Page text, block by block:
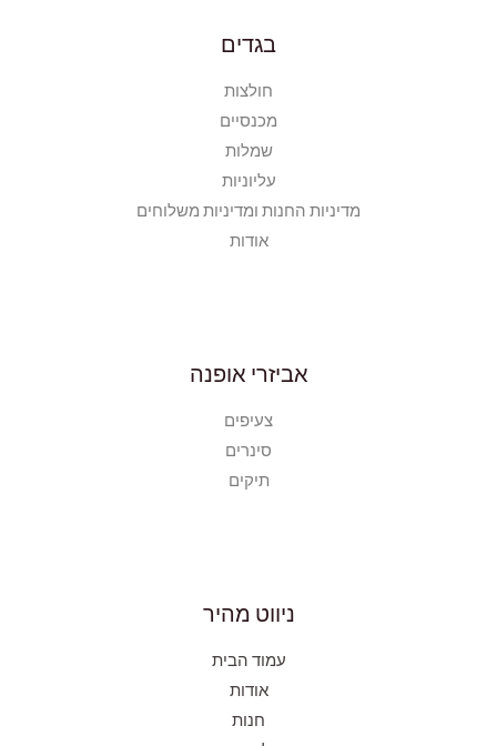
בגדים
חולצות
מכנסיים
שמלות
עליוניות
מדיניות החנות ומדיניות משלוחים
אודות
אביזרי אופנה
צעיפים
סינרים
תיקים
ניווט מהיר
עמוד הבית
אודות
חנות